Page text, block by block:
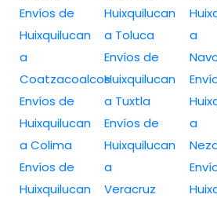
Envíos de
Huixquilucan
a
Coatzacoalcos
Envíos de
Huixquilucan
a Colima
Envíos de
Huixquilucan
Huixquilucan
a Toluca
Envíos de
Huixquilucan
a Tuxtla
Envíos de
Huixquilucan
a
Veracruz
a
a